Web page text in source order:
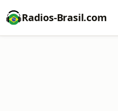
Radios-Brasil.com